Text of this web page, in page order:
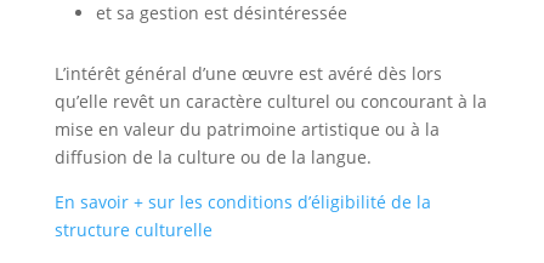
et sa gestion est désintéressée
L’intérêt général d’une œuvre est avéré dès lors
qu’elle revêt un caractère culturel ou concourant à la
mise en valeur du patrimoine artistique ou à la
diffusion de la culture ou de la langue.
En savoir + sur les conditions d’éligibilité de la
structure culturelle